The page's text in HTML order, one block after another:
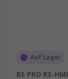
Auf Lager
RS PRO RS-